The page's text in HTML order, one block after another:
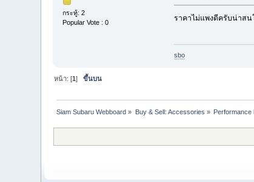
กระทู้: 2
Popular Vote : 0
ราคาไม่แพงดีครับน่าสน
sbo
หน้า: [1]ขึ้นบน
Siam Subaru Webboard » Buy & Sell: Accessories » Performance